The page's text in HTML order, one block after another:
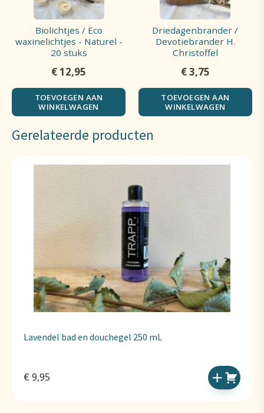
Biolichtjes / Eco
waxinelichtjes - Naturel -
20 stuks
€12,95
TOEVOEGEN AAN
WINKELWAGEN
Driedagenbrander /
Devotiebrander H.
Christoffel
€3,75
TOEVOEGEN AAN
WINKELWAGEN
Gerelateerde producten
Lavendel bad en douchegel 250 mL
€ 9,95